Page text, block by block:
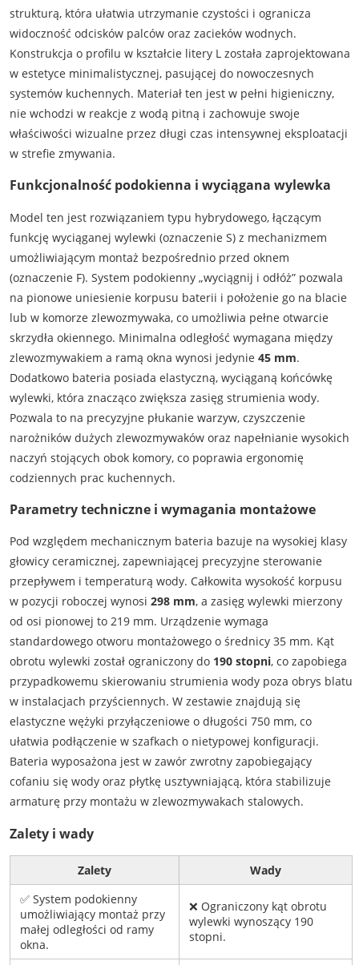
strukturą, która ułatwia utrzymanie czystości i ogranicza
widoczność odcisków palców oraz zacieków wodnych.
Konstrukcja o profilu w kształcie litery L została zaprojektowana
w estetyce minimalistycznej, pasującej do nowoczesnych
systemów kuchennych. Materiał ten jest w pełni higieniczny,
nie wchodzi w reakcje z wodą pitną i zachowuje swoje
właściwości wizualne przez długi czas intensywnej eksploatacji
w strefie zmywania.
Funkcjonalność podokienna i wyciągana wylewka
Model ten jest rozwiązaniem typu hybrydowego, łączącym
funkcję wyciąganej wylewki (oznaczenie S) z mechanizmem
umożliwiającym montaż bezpośrednio przed oknem
(oznaczenie F). System podokienny „wyciągnij i odłóż” pozwala
na pionowe uniesienie korpusu baterii i położenie go na blacie
lub w komorze zlewozmywaka, co umożliwia pełne otwarcie
skrzydła okiennego. Minimalna odległość wymagana między
zlewozmywakiem a ramą okna wynosi jedynie 45 mm.
Dodatkowo bateria posiada elastyczną, wyciąganą końcówkę
wylewki, która znacząco zwiększa zasięg strumienia wody.
Pozwala to na precyzyjne płukanie warzyw, czyszczenie
narożników dużych zlewozmywaków oraz napełnianie wysokich
naczyń stojących obok komory, co poprawia ergonomię
codziennych prac kuchennych.
Parametry techniczne i wymagania montażowe
Pod względem mechanicznym bateria bazuje na wysokiej klasy
głowicy ceramicznej, zapewniającej precyzyjne sterowanie
przepływem i temperaturą wody. Całkowita wysokość korpusu
w pozycji roboczej wynosi 298 mm, a zasięg wylewki mierzony
od osi pionowej to 219 mm. Urządzenie wymaga
standardowego otworu montażowego o średnicy 35 mm. Kąt
obrotu wylewki został ograniczony do 190 stopni, co zapobiega
przypadkowemu skierowaniu strumienia wody poza obrys blatu
w instalacjach przyściennych. W zestawie znajdują się
elastyczne wężyki przyłączeniowe o długości 750 mm, co
ułatwia podłączenie w szafkach o nietypowej konfiguracji.
Bateria wyposażona jest w zawór zwrotny zapobiegający
cofaniu się wody oraz płytkę usztywniającą, która stabilizuje
armaturę przy montażu w zlewozmywakach stalowych.
Zalety i wady
Zalety
Wady
✅ System podokienny
umożliwiający montaż przy
małej odległości od ramy
okna.
❌ Ograniczony kąt obrotu
wylewki wynoszący 190
stopni.